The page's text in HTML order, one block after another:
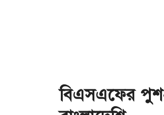
বিএসএফের